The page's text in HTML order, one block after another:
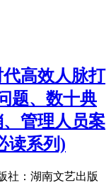
高效人脉打
题、数十典
管理人员案
读系列)
社：湖南文艺出版